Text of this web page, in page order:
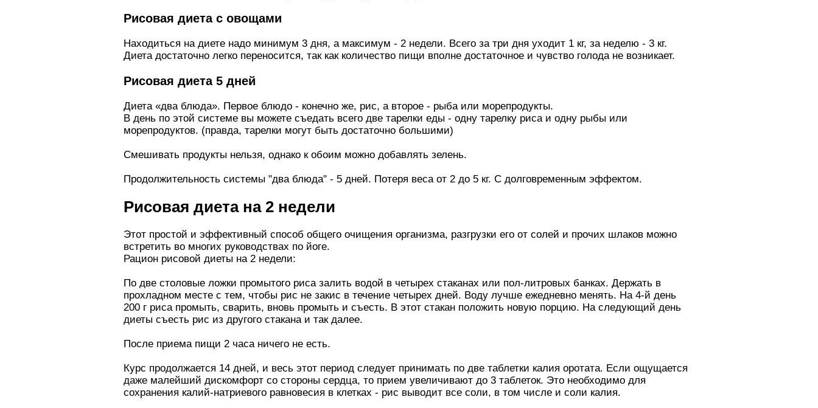
Рисовая диета с овощами
Находиться на диете надо минимум 3 дня, а максимум - 2 недели. Всего за три дня уходит 1 кг, за неделю - 3 кг.
Диета достаточно легко переносится, так как количество пищи вполне достаточное и чувство голода не возникает.
Рисовая диета 5 дней
Диета «два блюда». Первое блюдо - конечно же, рис, а второе - рыба или морепродукты.
В день по этой системе вы можете съедать всего две тарелки еды - одну тарелку риса и одну рыбы или
морепродуктов. (правда, тарелки могут быть достаточно большими)
Смешивать продукты нельзя, однако к обоим можно добавлять зелень.
Продолжительность системы "два блюда" - 5 дней. Потеря веса от 2 до 5 кг. С долговременным эффектом.
Рисовая диета на 2 недели
Этот простой и эффективный способ общего очищения opгaнизма, разгрузки его от солей и прочих шлаков можно
встретить во многих руководствах по йоге.
Рацион рисовой диеты на 2 недели:
По две столовые ложки промытого риса залить водой в четырех стаканах или пол-литровых банках. Держать в
прохладном месте с тем, чтобы рис не закис в течение четырех дней. Воду лучше ежедневно менять. На 4-й день
200 г риса промыть, сварить, вновь промыть и съесть. В этот стакан положить новую порцию. На следующий день
диеты съесть рис из другого стакана и так далее.
После приема пищи 2 часа ничего не есть.
Курс продолжается 14 дней, и весь этот период следует принимать по две таблетки калия оротата. Если ощущается
даже малейший дискомфорт со стороны сердца, то прием увеличивают до 3 таблеток. Это необходимо для
сохранения калий-натриевого равновесия в клетках - рис выводит все соли, в том числе и соли калия.